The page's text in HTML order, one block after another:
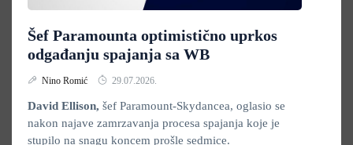
Šef Paramounta optimistično uprkos
odgađanju spajanja sa WB
Nino Romić 29.07.2026.
David Ellison, šef Paramount-Skydancea, oglasio se
nakon najave zamrzavanja procesa spajanja koje je
stupilo na snagu koncem prošle sedmice.